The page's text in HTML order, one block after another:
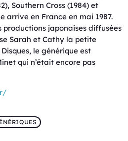
Southern Cross (1984) et
arrive en France en mai 1987.
productions japonaises diffusées
Sarah et Cathy la petite
le générique est
qui n’était encore pas